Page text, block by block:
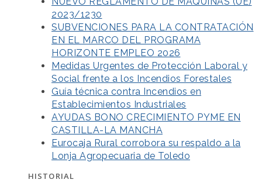
2023/1230
SUBVENCIONES PARA LA CONTRATACIÓN
EN EL MARCO DEL PROGRAMA
HORIZONTE EMPLEO 2026
Medidas Urgentes de Protección Laboral y
Social frente a los Incendios Forestales
Guía técnica contra Incendios en
Establecimientos Industriales
AYUDAS BONO CRECIMIENTO PYME EN
CASTILLA-LA MANCHA
Eurocaja Rural corrobora su respaldo a la
Lonja Agropecuaria de Toledo
HISTORIAL